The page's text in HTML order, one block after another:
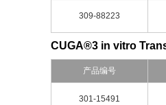
309-88223
CUGA®3 in vitro
产品编号
301-15491